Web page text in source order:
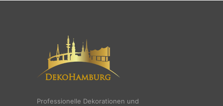
Professionelle Dekorationen und